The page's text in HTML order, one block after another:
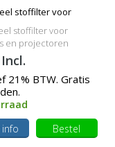
stoffilter voor
stoffilter voor
en projectoren
21% BTW. Gratis
Bestel